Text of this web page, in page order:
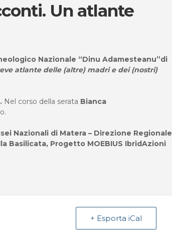
Un atlante
Nazionale “Dinu Adamesteanu”di
atlante delle (altre) madri e dei (nostri)
Nel corso della serata Bianca
Nazionali di Matera – Direzione Regionale
Basilicata, Progetto MOEBIUS IbridAzioni
+ Esporta iCal